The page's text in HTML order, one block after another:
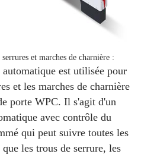
serrures et marches de charnière :
automatique est utilisée pour
et les marches de charnière
porte WPC. Il s'agit d'un
avec contrôle du
qui peut suivre toutes les
les trous de serrure, les